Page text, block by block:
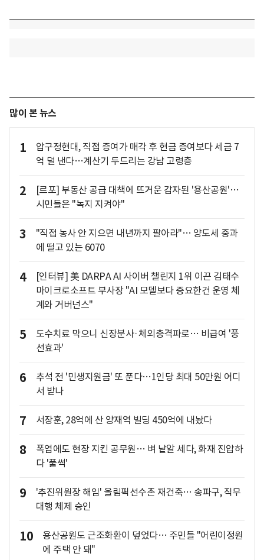
많이 본 뉴스
1
압구정현대, 직접 증여가 매각 후 현금 증여보다 세금 7
억 덜 낸다…계산기 두드리는 강남 고령층
2
[르포] 부동산 공급 대책에 뜨거운 감자된 '용산공원'…
시민들은 "녹지 지켜야"
3
"직접 농사 안 지으면 내년까지 팔아라"… 양도세 중과
에 떨고 있는 6070
4
[인터뷰] 美 DARPA AI 사이버 챌린지 1위 이끈 김태수
마이크로소프트 부사장 "AI 모델보다 중요한건 운영 체
계와 거버넌스"
5
도수치료 막으니 신장분사·체외충격파로… 비급여 '풍
선효과'
6
추석 전 '민생지원금' 또 푼다…1인당 최대 50만원 어디
서 받나
7 서장훈, 28억에 산 양재역 빌딩 450억에 내놨다
8
폭염에도 현장 지킨 공무원… 벼 낱알 세다, 화재 진압하
다 '풀썩'
9
'추진위원장 해임' 올림픽선수촌 재건축… 송파구, 직무
대행 체제 승인
10
용산공원도 근조화환이 덮었다… 주민들 "어린이정원
에 주택 안 돼"